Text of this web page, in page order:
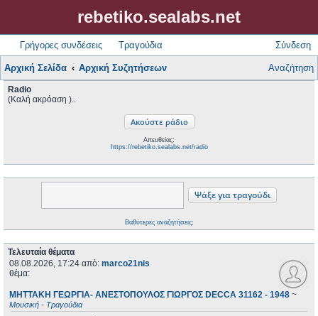
rebetiko.sealabs.net
Γρήγορες συνδέσεις Τραγούδια Σύνδεση
Αρχική Σελίδα Αρχική Συζητήσεων Αναζήτηση
Radio
(Καλή ακρόαση )..
Απευθείας:
https://rebetiko.sealabs.net/radio
Βαθύτερες αναζητήσεις;
Τελευταία θέματα
08.08.2026, 17:24 από: marco21nis
θέμα:
ΜΗΤΤΑΚΗ ΓΕΩΡΓΙΑ- ΑΝΕΣΤΟΠΟΥΛΟΣ ΓΙΩΡΓΟΣ DECCA 31162 - 1948 ~
Μουσική - Τραγούδια